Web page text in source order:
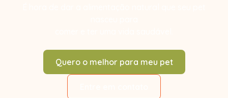
Quero o melhor para meu pet